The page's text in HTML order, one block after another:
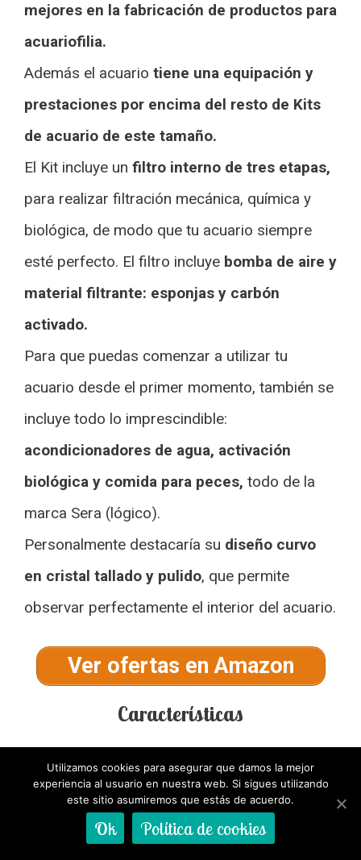
mejores en la fabricación de productos para
acuariofilia.
Además el acuario tiene una equipación y
prestaciones por encima del resto de Kits
de acuario de este tamaño.
El Kit incluye un filtro interno de tres etapas,
para realizar filtración mecánica, química y
biológica, de modo que tu acuario siempre
esté perfecto. El filtro incluye bomba de aire y
material filtrante: esponjas y carbón
activado.
Para que puedas comenzar a utilizar tu
acuario desde el primer momento, también se
incluye todo lo imprescindible:
acondicionadores de agua, activación
biológica y comida para peces, todo de la
marca Sera (lógico).
Personalmente destacaría su diseño curvo
en cristal tallado y pulido, que permite
observar perfectamente el interior del acuario.
Ver ofertas en Amazon
Características
Filtro:Interno tres etapas, con bomba de
aire accesoria.
Iluminación:Lámparas LED con dos
unidades de LED blancas
Utilizamos cookies para asegurar que damos la mejor
experiencia al usuario en nuestra web. Si sigues utilizando
este sitio asumiremos que estás de acuerdo.
Ok Política de cookies